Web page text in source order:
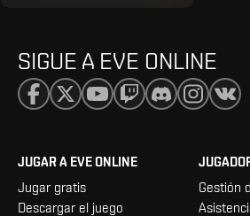
SIGUE A EVE ONLINE
JUGAR A EVE ONLINE
Jugar gratis
Descargar el juego
Gestión